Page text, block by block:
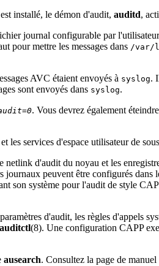
est installé, le démon d'audit, auditd,
journal configurable par
pour mettre les messages dans /var/
AVC étaient envoyés à syslog.
sont envoyés dans syslog.
. Vous devrez également éteindre
services d'espace utilisateur de
netlink d'audit du noyau et les
journaux peuvent être configurés dans
son système pour l'audit de style
d'audit, les règles d'appels
auditctl(8). Une configuration CAPP
ausearch. Consultez la page de manuel